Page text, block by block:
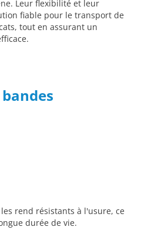
Leur flexibilité et leur
fiable pour le transport de
tout en assurant un
rend résistants à l'usure, ce
durée de vie.